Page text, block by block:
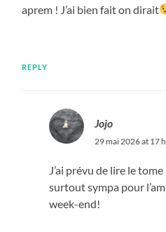
aprem ! J’ai bien fait on dirait
REPLY
Jojo
29 mai 2026 at 17
J’ai prévu de lire le
surtout sympa pour
week-end!